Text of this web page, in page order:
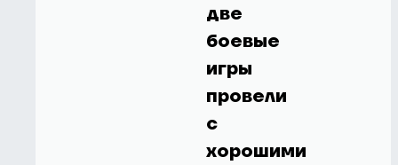
две
боевые
игры
провели
с
хорошими